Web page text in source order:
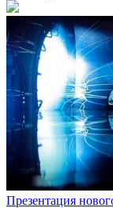
Презентация